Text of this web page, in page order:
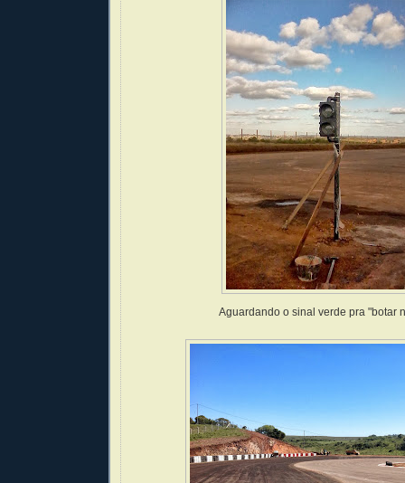
Aguardando o sinal verde pra "botar